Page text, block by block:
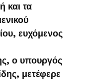
και τα
ευχόμενος
ο υπουργός
μετέφερε